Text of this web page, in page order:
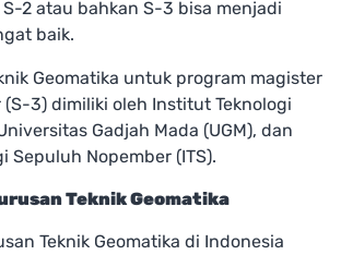
2 atau bahkan S-3 bisa menjadi
baik.
Geomatika untuk program magister
(S-3) dimiliki oleh Institut Teknologi
Gadjah Mada (UGM), dan
Sepuluh Nopember (ITS).
Teknik Geomatika
Teknik Geomatika di Indonesia